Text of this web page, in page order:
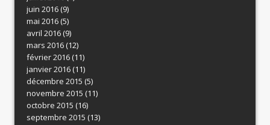
juin 2016(9)
mai 2016(5)
avril 2016(9)
mars 2016(12)
février 2016(11)
janvier 2016(11)
décembre 2015 (5)
novembre 2015 (11)
octobre 2015 (16)
septembre 2015 (13)